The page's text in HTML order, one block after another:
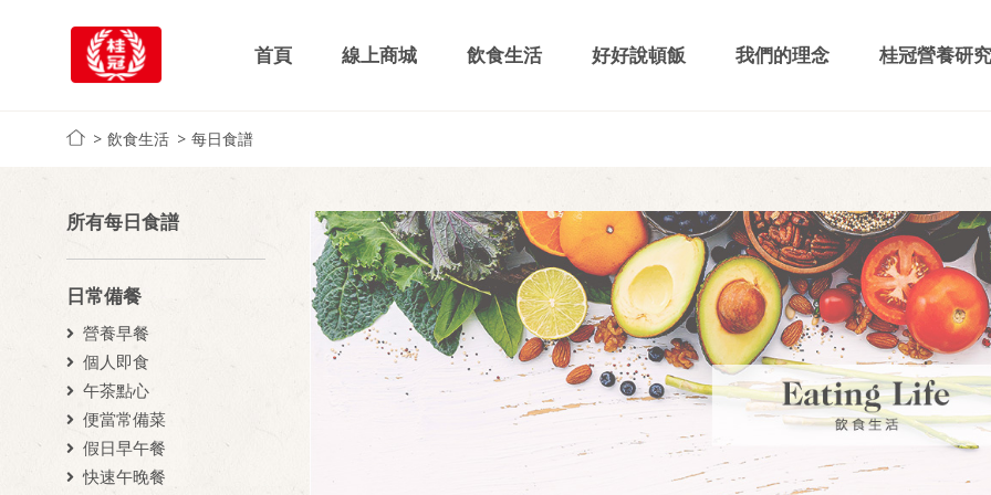
首頁 線上商城 飲食生活 好好說頓飯 我們的理念 桂冠營養研
飲食生活 每日食譜
所有每日食譜
日常備餐
營養早餐
個人即食
午茶點心
便當常備菜
假日早午餐
快速午晚餐